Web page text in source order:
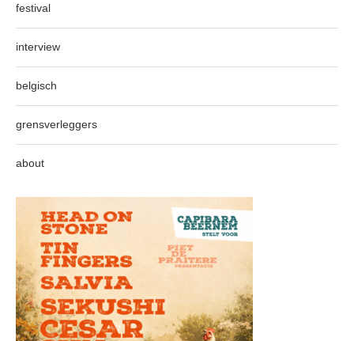
festival
interview
belgisch
grensverleggers
about